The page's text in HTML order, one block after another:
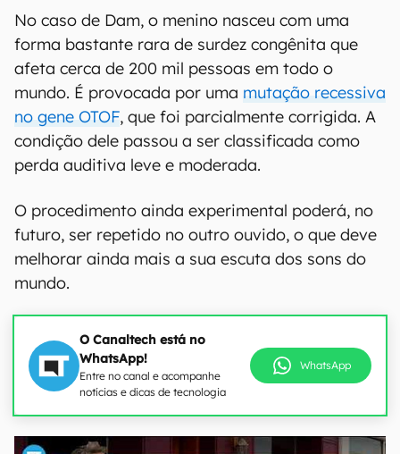
No caso de Dam, o menino nasceu com uma
forma bastante rara de surdez congênita que
afeta cerca de 200 mil pessoas em todo o
mundo. É provocada por uma mutação recessiva
no gene OTOF, que foi parcialmente corrigida. A
condição dele passou a ser classificada como
perda auditiva leve e moderada.
O procedimento ainda experimental poderá, no
futuro, ser repetido no outro ouvido, o que deve
melhorar ainda mais a sua escuta dos sons do
mundo.
O Canaltech está no
WhatsApp!
Entre no canal e acompanhe
notícias e dicas de tecnologia
WhatsApp